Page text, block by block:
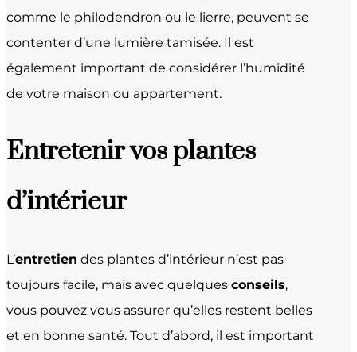
comme le philodendron ou le lierre, peuvent se
contenter d’une lumière tamisée. Il est
également important de considérer l’humidité
de votre maison ou appartement.
Entretenir vos plantes
d’intérieur
L’entretien des plantes d’intérieur n’est pas
toujours facile, mais avec quelques conseils,
vous pouvez vous assurer qu’elles restent belles
et en bonne santé. Tout d’abord, il est important